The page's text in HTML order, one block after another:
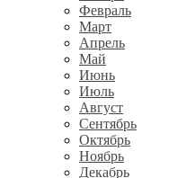
Февраль
Март
Апрель
Май
Июнь
Июль
Август
Сентябрь
Октябрь
Ноябрь
Декабрь